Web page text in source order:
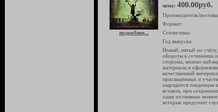
подробнее...
цена: 400.00руб.
Производитель/
Формат:
Стилистика:
Год выпуска:
Новый, пятый по
обороты в сочинении
стороны, можно
материала и
качественный
приглашённых и
ощущается тенденция
вставок, при
один из главных
которые предстоит